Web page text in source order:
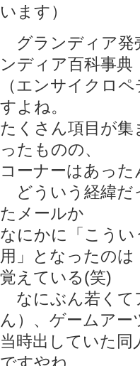
います）
グランディア発
ンディア百科事典
（エンサイクロ
すよね。
たくさん項目が
ったものの、
コーナーはあった
どういう経緯だ
たメールか
なにかに「こう
用」となったのは
覚えている(笑)
なにぶん若くて
ん）、ゲームアー
当時出していた